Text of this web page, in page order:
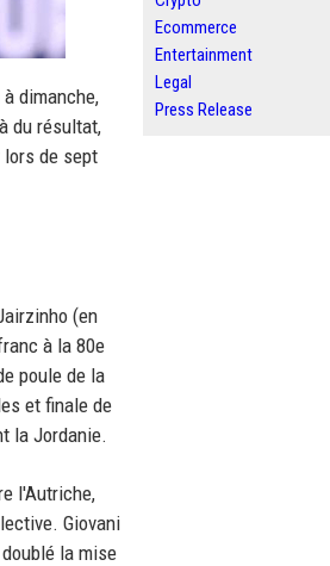
dimanche,
du résultat,
de sept
(en
à la 80e
poule de la
et finale de
la Jordanie.
l'Autriche,
Giovani
la mise
Ecommerce
Entertainment
Legal
Press Release